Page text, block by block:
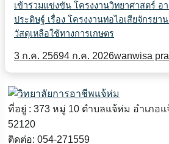
เข้าร่วมแข่งขัน โครงงานวิทยาศาสตร์ อ
ประดิษฐ์ เรื่อง โครงงานท่อไอเสียจักรย
วัสดุเหลือใช้ทางการเกษตร
3 ก.ค. 25694 ก.ค. 2026wanwisa
ที่อยู่ : 373 หมู่ 10 ตำบลแจ้ห่ม อำเภอ
52120
ติดต่อ: 054-271559